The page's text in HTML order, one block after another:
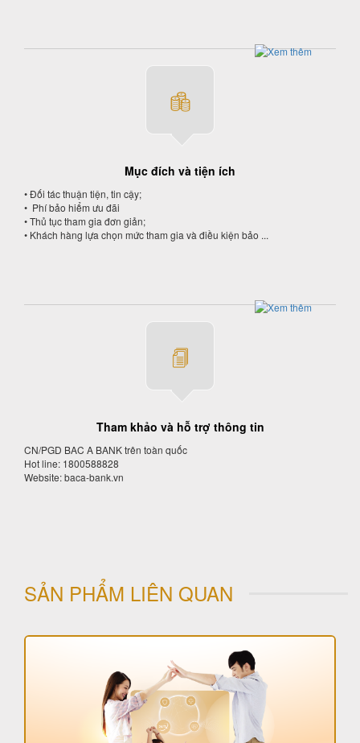
Mục đích và tiện ích
• Đối tác thuận tiện, tin cậy;
• Phí bảo hiểm ưu đãi
• Thủ tục tham gia đơn giản;
• Khách hàng lựa chọn mức tham gia và điều kiện bảo ...
Tham khảo và hỗ trợ thông tin
CN/PGD BAC A BANK trên toàn quốc
Hot line: 1800588828
Website: baca-bank.vn
SẢN PHẨM LIÊN QUAN